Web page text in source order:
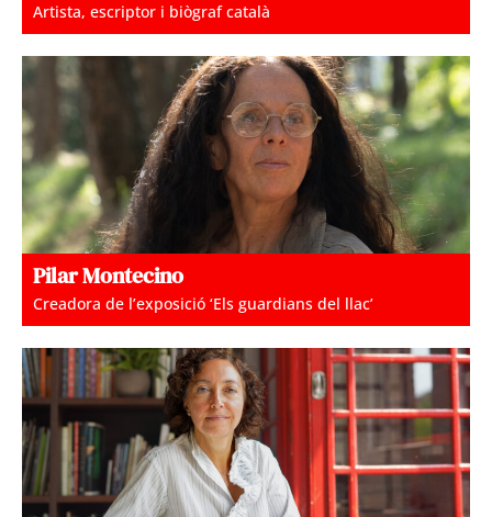
Artista, escriptor i biògraf català
Pilar Montecino
Creadora de l’exposició ‘Els guardians del llac’